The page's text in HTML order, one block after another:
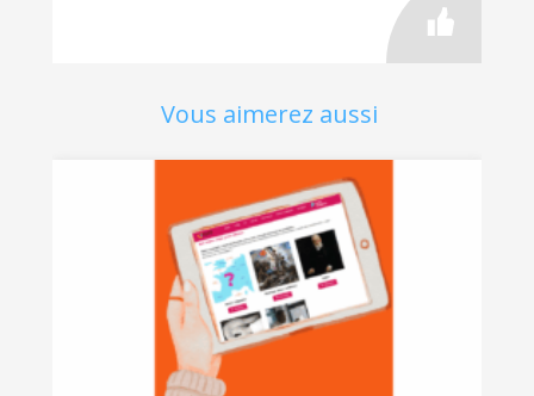
Vous aimerez aussi